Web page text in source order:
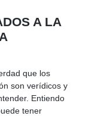
A LA
que los
son verídicos y
Entiendo
tener